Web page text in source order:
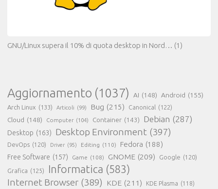
GNU/Linux supera il 10% di quota desktop in Nord… (1)
Aggiornamento (1037) AI (148) Android (155)
Arch Linux (133) Articoli (99) Bug (215) Canonical (122)
Cloud (148) Computer (104) Container (143) Debian (287)
Desktop (163) Desktop Environment (397)
DevOps (120) Driver (95) Editing (110) Fedora (188)
Free Software (157) Game (108) GNOME (209) Google (120)
Grafica (125) Informatica (583)
Internet Browser (389) KDE (211) KDE Plasma (118)